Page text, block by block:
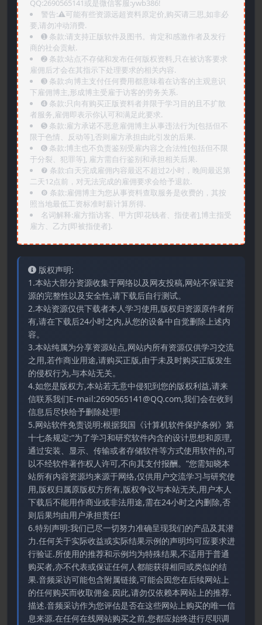
QQ:2690565141或是微信客服:ywb386!
警告:⚠️可能有些资源远超资料原定价,购买请三思,如非必
要,请勿冲动消费.
➊️ 条款:请支持正版软件及图书。肯定和感激作者及发行
商的社会贡献.
➋️ 条款:站点不存储和发布任何版权资料,只在被访客要求
雇佣后才会在其指示下处理要求的相关内容.
➌️ 条款:向博主支付任何费用都意味着在访客的主观意识
下雇佣博主,形成博主受雇于访客的劳务关系.
➍️ 条款:只向有购买正版资料者并限于学习目的且不扩散
者服务,雇佣即表示你认可和满足此要求.
➎ 条款:雇方承诺不恶意雇佣博主从事违法行为[包括但不
限于色情、反动等],否则雇方承担由此引发的后果.
➏️ 条款:博主也不负责鉴别受雇内容之合法性[包括但不限
于分裂、犯罪等], 雇方需自行鉴别和承担相关后果.
❼ 条款:白天完成雇佣内容最迟不超过2小时，晚间最迟第
二天12点前，对无法完成的雇佣要求会给予退款.
❽ 条款:雇佣博主为您从事资料查取服务是收费的，其按
照当地最低工资标准时薪计算所得.
名词解释:雇方指访客、甲方[即花钱者、指使者],博主指受
雇方、乙方[即被指使者].
版权声明:
1.本站大部分资源收集于网络以及网友投稿,网站不保证资
源的完整性以及安全性,请下载后自行测试。
2.本站资源仅供下载者本人学习使用,版权归资源原作者所
有,请在下载后24小时之内,从您的设备中自觉删除上述内
容。
3.本站纯属为分享资源站点,网站内所有资源仅供学习交流
之用,若作商业用途,请购买正版,由于未及时购买正版发生
的侵权行为,与本站无关。
4.如您是版权方,本站若无意中侵犯到您的版权利益,请来
信联系我们E-mail:2690565141@QQ.com,我们会在收到
信息后尽快给予删除处理!
5.网站软件免责说明:根据我国《计算机软件保护条例》第
十七条规定:“为了学习和研究软件内含的设计思想和原理,
通过安装、显示、传输或者存储软件等方式使用软件的,可
以不经软件著作权人许可,不向其支付报酬。”您需知晓本
站所有内容资源均来源于网络,仅供用户交流学习与研究使
用,版权归属原版权方所有,版权争议与本站无关,用户本人
下载后不能用作商业或非法用途,需在24小时之内删除,否
则后果均由用户承担责任!
6.特别声明:我们已尽一切努力准确呈现我们的产品及其潜
力.任何关于实际收益或实际结果示例的声明均可应要求进
行验证.所使用的推荐和示例均为特殊结果,不适用于普通
购买者,亦不代表或保证任何人都能获得相同或类似的结
果.音频采访可能包含附属链接,可能会因您在后续网站上
的任何购买而收取佣金.因此,请勿仅依赖本网站上的推荐.
描述.音频采访作为您评估是否在这些网站上购买的唯一信
息来源.在任何在线网站购买之前,您都应始终进行尽职调